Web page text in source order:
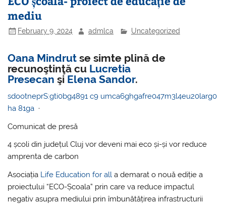
mediu
February 9, 2024 admlca Uncategorized
Oana Mindrut se simte plină de
recunoştinţă cu Lucretia
Presecan şi Elena Sandor.
sdootneprS:gti0bg4891 c9 umca6ghgafre047m3l4eu20larg0
ha 81ga ·
Comunicat de presă
4 școli din județul Cluj vor deveni mai eco și-și vor reduce
amprenta de carbon
Asociația Life Education for all a demarat o nouă ediție a
proiectului “ECO-Școala” prin care va reduce impactul
negativ asupra mediului prin îmbunătățirea infrastructurii